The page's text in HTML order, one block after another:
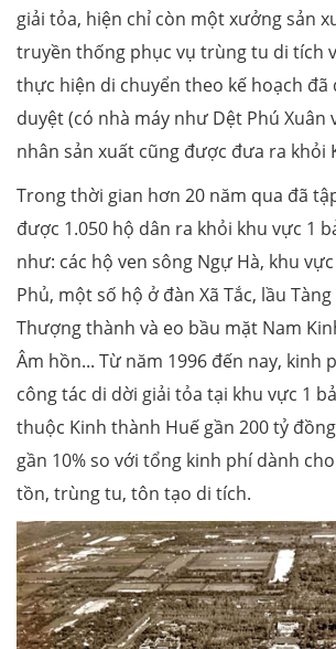
giải tỏa, hiện chỉ còn một xưởng sản
truyền thống phục vụ trùng tu di tích
thực hiện di chuyển theo kế hoạch đã
duyệt (có nhà máy như Dệt Phú Xuân
nhân sản xuất cũng được đưa ra khỏi
Trong thời gian hơn 20 năm qua đã
được 1.050 hộ dân ra khỏi khu vực 1
như: các hộ ven sông Ngự Hà, khu
Phủ, một số hộ ở đàn Xã Tắc, lầu
Thượng thành và eo bầu mặt Nam
Âm hồn... Từ năm 1996 đến nay, kinh
công tác di dời giải tỏa tại khu vực 1
thuộc Kinh thành Huế gần 200 tỷ
gần 10% so với tổng kinh phí dành
tồn, trùng tu, tôn tạo di tích.